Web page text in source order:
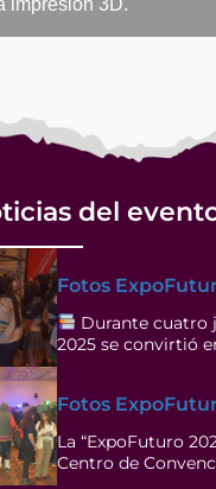
del
Fotos
Durante cuatro
2025 se convirtió
Fotos
La “ExpoFuturo
Centro de